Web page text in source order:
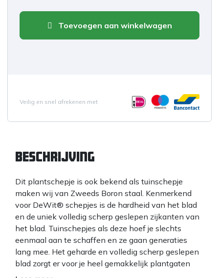
Toevoegen aan winkelwagen
Veilig en snel afrekenen met
Beschrijving
Dit plantschepje is ook bekend als tuinschepje
maken wij van Zweeds Boron staal. Kenmerkend
voor DeWit® schepjes is de hardheid van het blad
en de uniek volledig scherp geslepen zijkanten van
het blad. Tuinschepjes als deze hoef je slechts
eenmaal aan te schaffen en ze gaan generaties
lang mee. Het geharde en volledig scherp geslepen
blad zorgt er voor je heel gemakkelijk plantgaten
kunt maken in je tuin. Zandgrond, kleigrond,